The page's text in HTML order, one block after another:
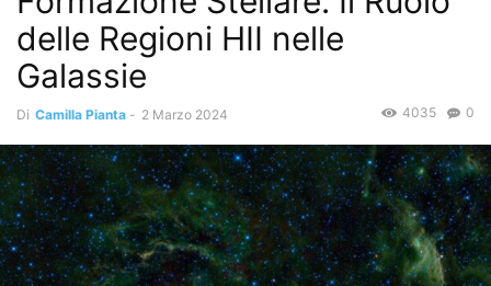
delle Regioni HII nelle
Galassie
Di Camilla Pianta - 2 Marzo 2024 0
4035